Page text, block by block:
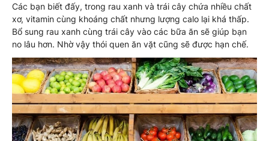
Các bạn biết đấy, trong rau xanh và trái cây chứa nhiều chất
xơ, vitamin cùng khoáng chất nhưng lượng calo lại khá thấp.
Bổ sung rau xanh cùng trái cây vào các bữa ăn sẽ giúp bạn
no lâu hơn. Nhờ vậy thói quen ăn vặt cũng sẽ được hạn chế.